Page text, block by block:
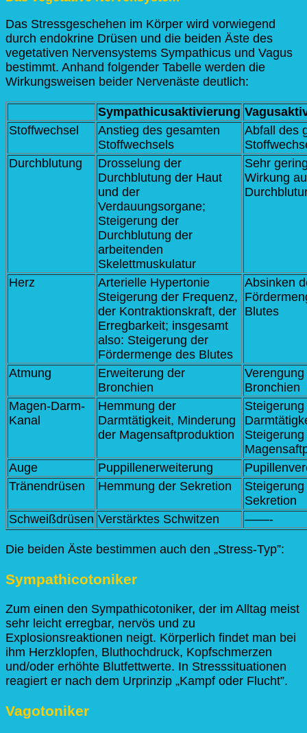
Das Stressgeschehen im Körper wird vorwiegend
durch endokrine Drüsen und die beiden Äste des
vegetativen Nervensystems Sympathicus und Vagus
bestimmt. Anhand folgender Tabelle werden die
Wirkungsweisen beider Nervenäste deutlich:
Sympathicusaktivierung
Stoffwechsel
Anstieg des gesamten
Stoffwechsels
Abfall des
Durchblutung
Drosselung der
Durchblutung der Haut
und der
Verdauungsorgane;
Steigerung der
Durchblutung der
arbeitenden
Skelettmuskulatur
Sehr
Wirkung
Herz
Arterielle Hypertonie
Steigerung der Frequenz,
der Kontraktionskraft, der
Erregbarkeit; insgesamt
also: Steigerung der
Fördermenge des Blutes
Absinken
Blutes
Atmung
Erweiterung der
Bronchien
Bronchien
Magen-Darm-
Kanal
Hemmung der
Darmtätigkeit, Minderung
der Magensaftproduktion
Auge
Puppillenerweiterung
Tränendrüsen
Hemmung der Sekretion
Sekretion
Schweißdrüsen Verstärktes Schwitzen ——-
Die beiden Äste bestimmen auch den „Stress-Typ”:
Sympathicotoniker
Zum einen den Sympathicotoniker, der im Alltag meist
sehr leicht erregbar, nervös und zu
Explosionsreaktionen neigt. Körperlich findet man bei
ihm Herzklopfen, Bluthochdruck, Kopfschmerzen
und/oder erhöhte Blutfettwerte. In Stresssituationen
reagiert er nach dem Urprinzip „Kampf oder Flucht”.
Vagotoniker